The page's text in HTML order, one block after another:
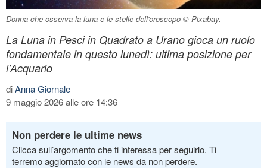
Donna che osserva la luna e le stelle dell'oroscopo © Pixabay.
La Luna in Pesci in Quadrato a Urano gioca un ruolo
fondamentale in questo lunedì: ultima posizione per
l'Acquario
diAnna Giornale
9 maggio 2026 alle ore 14:36
Non perdere le ultime news
Clicca sull’argomento che ti interessa per seguirlo. Ti
terremo aggiornato con le news da non perdere.